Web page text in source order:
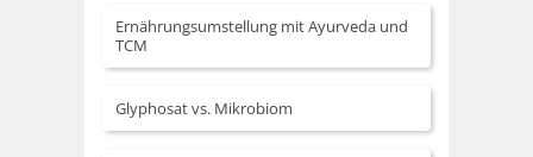
Ernährungsumstellung mit Ayurveda und
TCM
Glyphosat vs. Mikrobiom